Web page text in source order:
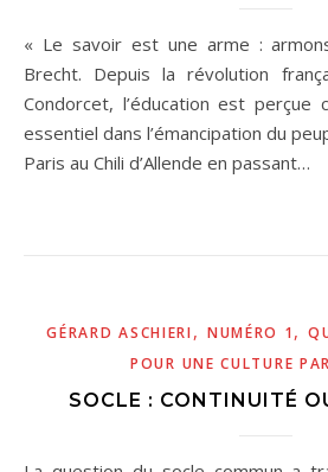
« Le savoir est une arme :
Brecht. Depuis la révolution
Condorcet, l’éducation est perçue
essentiel dans l’émancipation du
Paris au Chili d’Allende en passant…
GÉRARD ASCHIERI, NUMÉRO 1,
POUR UNE CULTURE
SOCLE : CONTINUITÉ